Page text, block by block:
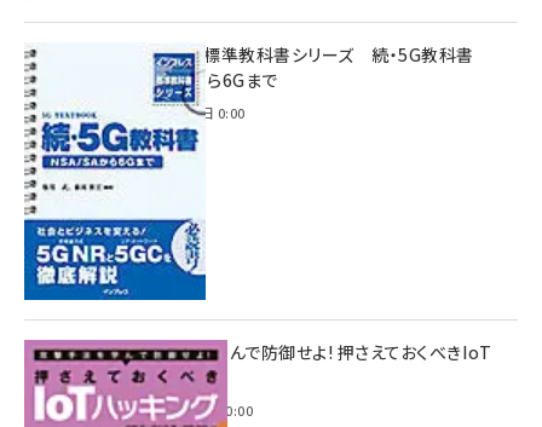
インプレス標準教科書シリーズ 続・5G教科書
NSA/SAから6Gまで
2023年4月3日 0:00
攻撃手法を学んで防御せよ! 押さえておくべきIoT
ハッキング
2022年6月14日 0:00